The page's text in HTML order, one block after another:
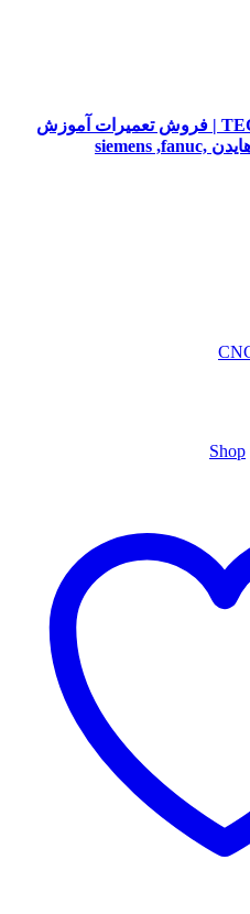
تکنوست TECHNOSET | فروش تعمیرات آموزش
برنامه نویسی cnc زیمنس فانوک هایدن siemens ,fanuc,
Shop